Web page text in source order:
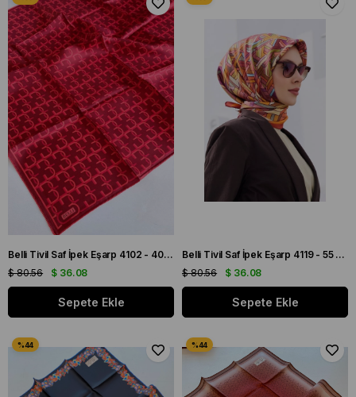
Belli Tivil Saf İpek Eşarp 4102 - 40 Bordo Soyut Desen
$ 36.08
$ 80.56
Sepete Ekle
Belli Tivil Saf İpek Eşarp 4119 - 55 Pembe Karışık Desen
$ 36.08
$ 80.56
Sepete Ekle